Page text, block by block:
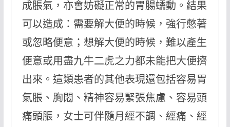
成脹氣，亦會妨礙正常的胃腸蠕動。結果
可以造成：需要解大便的時候，強行憋著
或忽略便意；想解大便的時候，難以產生
便意或用盡九牛二虎之力都未能把大便擠
出來。這類患者的其他表現還包括容易胃
氣脹、胸悶、精神容易緊張焦慮、容易頭
痛頭脹，女士可伴隨月經不調、經痛、經